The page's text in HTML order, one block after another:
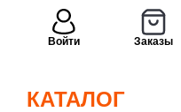
Войти Заказы
КАТАЛОГ